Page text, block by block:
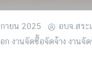
ายน 2025 อบจ.สระ
ก งานจัดซื้อจัดจ้าง งานจั